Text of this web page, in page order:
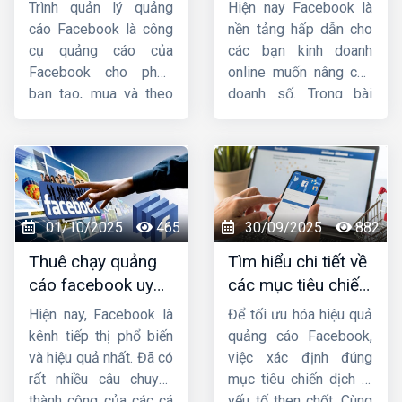
cáo facebook. Mời
các bạn cùng theo dõi
nhá.
trên facebook
Trình quản lý quảng
cáo Facebook là công
cụ quảng cáo của
Facebook cho phép
bạn tạo, mua và theo
sẽ cung cấp cho bạn
cách vào trình quản
lý quảng cáo trên
Facebookbằng điện
thoại, máy tính một
cách nhanh chóng.
cần phải biết
Hiện nay Facebook là
nền tảng hấp dẫn cho
các bạn kinh doanh
online muốn nâng cao
doanh số. Trong bài
hiểu
những lưu ý khi
chạy quảng cáo
facebooknhé !
01/10/2025
465
Thuê chạy quảng
cáo facebook uy
tín, chuyên nghiệp,
hiệu quả ở đâu ?
Hiện nay, Facebook là
kênh tiếp thị phổ biến
và hiệu quả nhất. Đã có
rất nhiều câu chuyện
30/09/2025 882
Tìm hiểu chi tiết về
các mục tiêu chiến
dịch quảng cáo
facebook
Để tối ưu hóa hiệu quả
quảng cáo Facebook,
việc xác định đúng
mục tiêu chiến dịch là